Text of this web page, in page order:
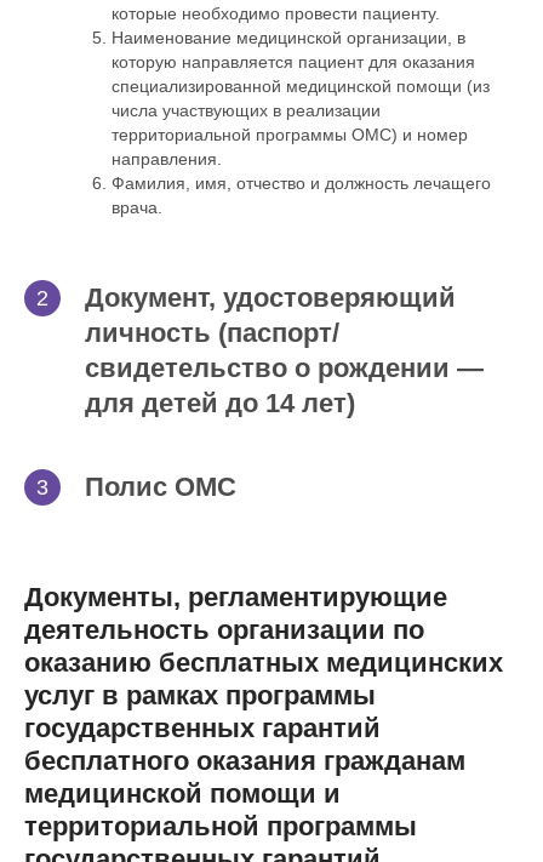
которые необходимо провести пациенту.
Наименование медицинской организации, в
которую направляется пациент для оказания
специализированной медицинской помощи (из
числа участвующих в реализации
территориальной программы ОМС) и номер
направления.
Фамилия, имя, отчество и должность лечащего
врача.
Документ, удостоверяющий
личность (паспорт/
свидетельство о рождении —
для детей до 14 лет)
Полис ОМС
Документы, регламентирующие
деятельность организации по
оказанию бесплатных медицинских
услуг в рамках программы
государственных гарантий
бесплатного оказания гражданам
медицинской помощи и
территориальной программы